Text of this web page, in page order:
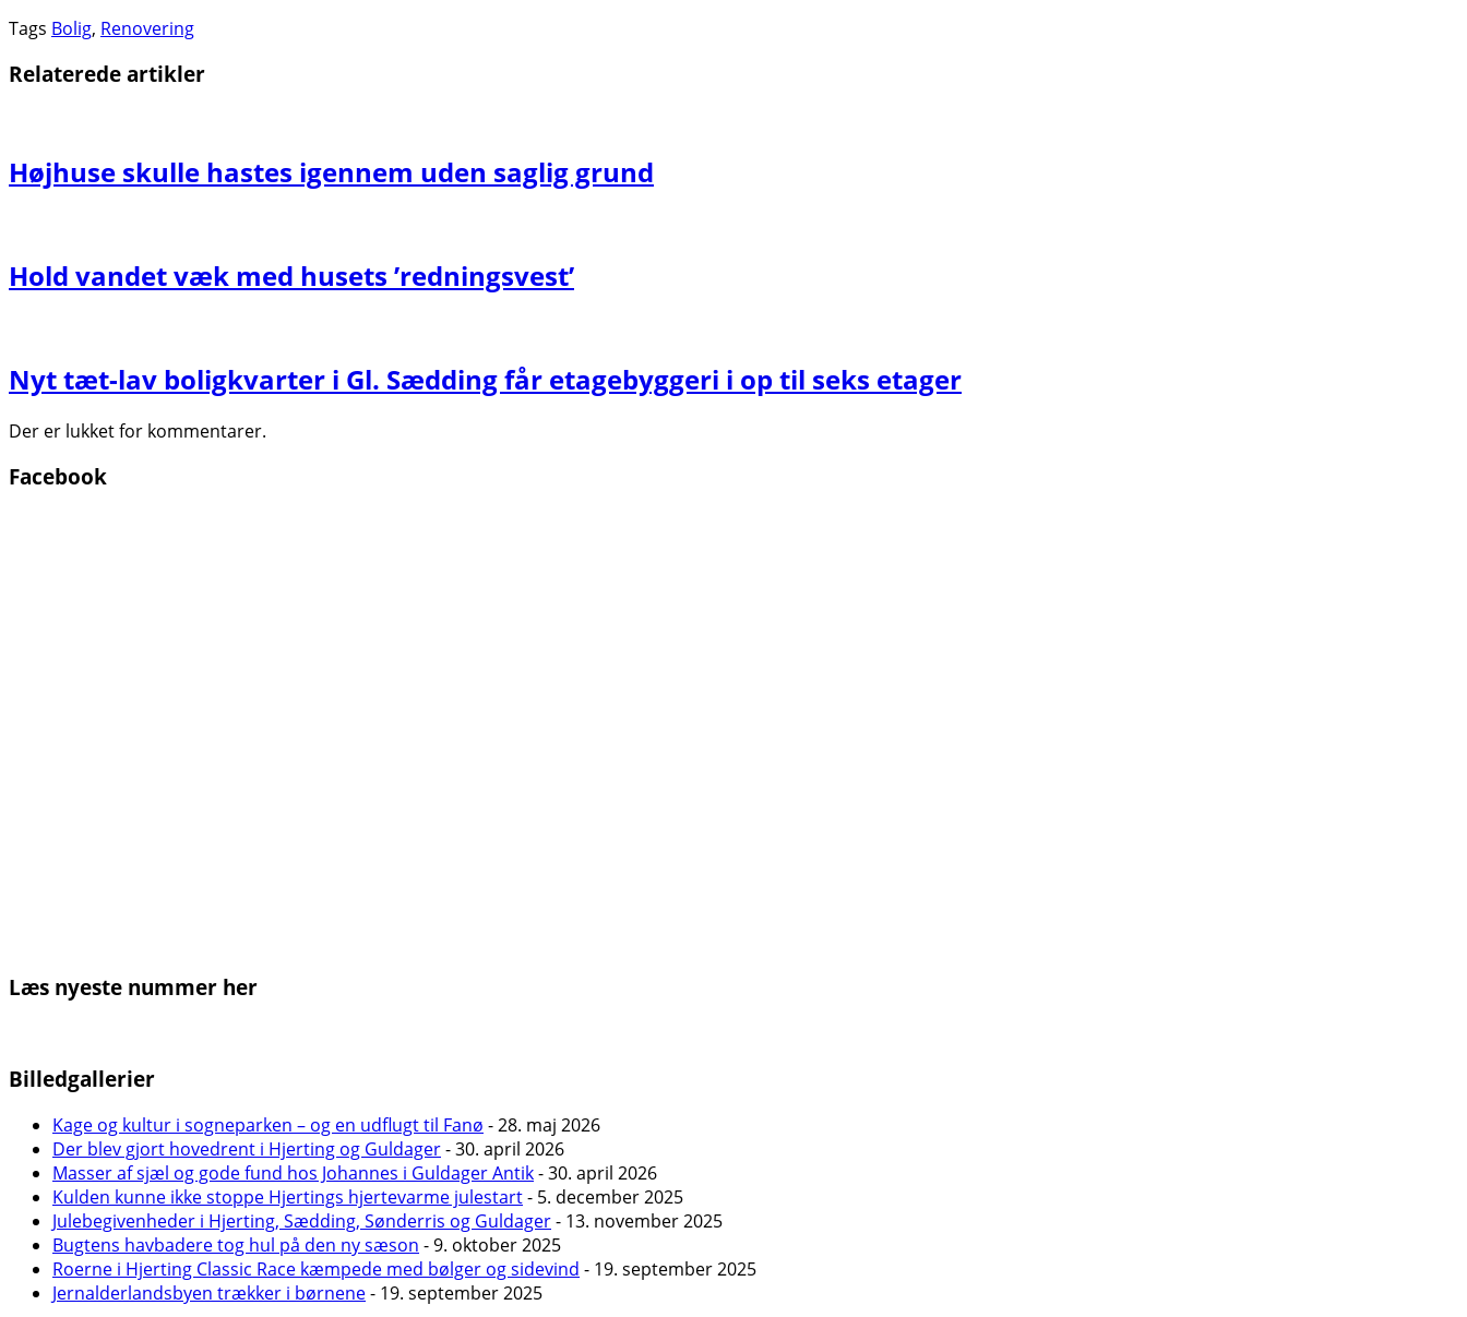
Tags Bolig, Renovering
Relaterede artikler
Højhuse skulle hastes igennem uden saglig grund
Hold vandet væk med husets ’redningsvest’
Nyt tæt-lav boligkvarter i Gl. Sædding får etagebyggeri i op til seks etager
Der er lukket for kommentarer.
Facebook
Læs nyeste nummer her
Billedgallerier
Kage og kultur i sogneparken – og en udflugt til Fanø - 28. maj 2026
Der blev gjort hovedrent i Hjerting og Guldager- 30. april 2026
Masser af sjæl og gode fund hos Johannes i Guldager Antik- 30. april 2026
Kulden kunne ikke stoppe Hjertings hjertevarme julestart- 5. december 2025
Julebegivenheder i Hjerting, Sædding, Sønderris og Guldager- 13. november 2025
Bugtens havbadere tog hul på den ny sæson - 9. oktober 2025
Roerne i Hjerting Classic Race kæmpede med bølger og sidevind - 19. september 2025
Jernalderlandsbyen trækker i børnene- 19. september 2025